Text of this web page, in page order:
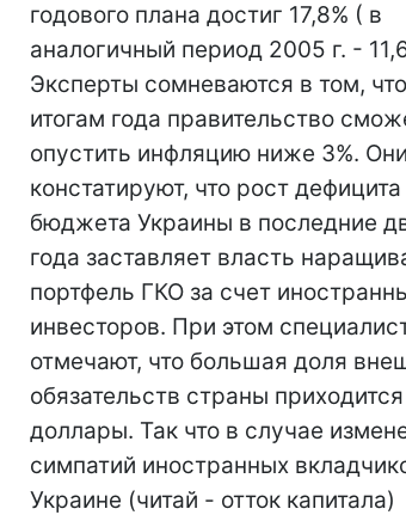
годового плана достиг 17,8% ( в
аналогичный период 2005 г. -
Эксперты сомневаются в том,
итогам года правительство
опустить инфляцию ниже 3%. Они
констатируют, что рост дефицита
бюджета Украины в последние
года заставляет власть
портфель ГКО за счет
инвесторов. При этом
отмечают, что большая доля
обязательств страны
доллары. Так что в случае
симпатий иностранных
Украине (читай - отток капитала)